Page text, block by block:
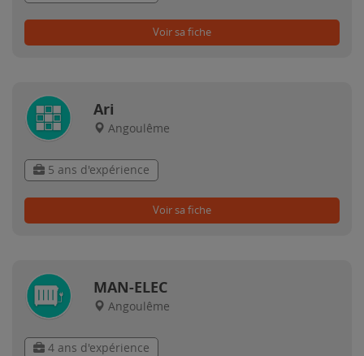
Voir sa fiche
Ari
Angoulême
5 ans d'expérience
Voir sa fiche
MAN-ELEC
Angoulême
4 ans d'expérience